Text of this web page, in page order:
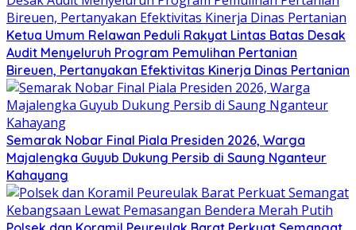
Ketua Umum Relawan Peduli Rakyat Lintas Batas Desak
Audit Menyeluruh Program Pemulihan Pertanian
Bireuen, Pertanyakan Efektivitas Kinerja Dinas Pertanian
Semarak Nobar Final Piala Presiden 2026, Warga
Majalengka Guyub Dukung Persib di Saung Nganteur
Kahayang